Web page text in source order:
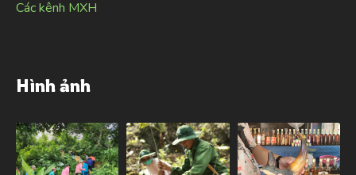
Các kênh MXH
Hình ảnh